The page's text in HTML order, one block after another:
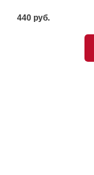
440 pуб.